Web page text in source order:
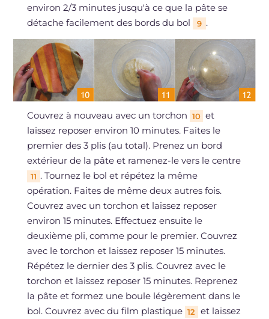
environ 2/3 minutes jusqu'à ce que la pâte se
détache facilement des bords du bol
9 .
Couvrez à nouveau avec un torchon 10 et
laissez reposer environ 10 minutes. Faites le
premier des 3 plis (au total). Prenez un bord
extérieur de la pâte et ramenez-le vers le centre
11 . Tournez le bol et répétez la même
opération. Faites de même deux autres fois.
Couvrez avec un torchon et laissez reposer
environ 15 minutes. Effectuez ensuite le
deuxième pli, comme pour le premier. Couvrez
avec le torchon et laissez reposer 15 minutes.
Répétez le dernier des 3 plis. Couvrez avec le
torchon et laissez reposer 15 minutes. Reprenez
la pâte et formez une boule légèrement dans le
bol. Couvrez avec du film plastique 12
et laissez